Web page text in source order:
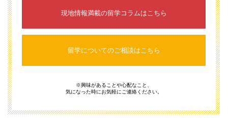
現地情報満載の留学コラムはこちら
留学についてのご相談はこちら
※興味があることや心配なこと、
気になった時にお気軽にご連絡ください。